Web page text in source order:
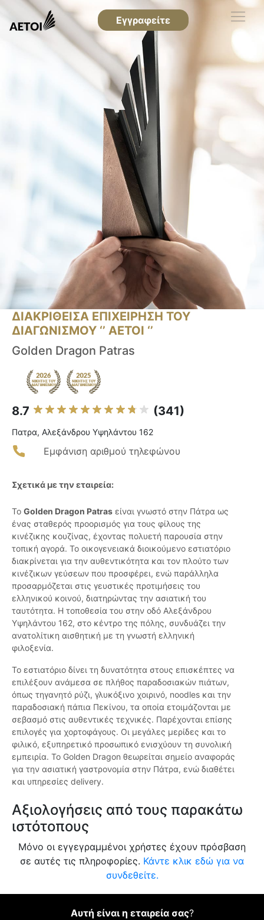
Εγγραφείτε
ΔΙΑΚΡΙΘΕΙΣΑ ΕΠΙΧΕΙΡΗΣΗ ΤΟΥ
ΔΙΑΓΩΝΙΣΜΟΥ ‘’ ΑΕΤΟΙ ‘’
Golden Dragon Patras
8.7 (341)
Πατρα, Αλεξάνδρου Υψηλάντου 162
Εμφάνιση αριθμού τηλεφώνου
Σχετικά με την εταιρεία:
Το Golden Dragon Patras είναι γνωστό στην Πάτρα ως
ένας σταθερός προορισμός για τους φίλους της
κινέζικης κουζίνας, έχοντας πολυετή παρουσία στην
τοπική αγορά. Το οικογενειακά διοικούμενο εστιατόριο
διακρίνεται για την αυθεντικότητα και τον πλούτο των
κινέζικων γεύσεων που προσφέρει, ενώ παράλληλα
προσαρμόζεται στις γευστικές προτιμήσεις του
ελληνικού κοινού, διατηρώντας την ασιατική του
ταυτότητα. Η τοποθεσία του στην οδό Αλεξάνδρου
Υψηλάντου 162, στο κέντρο της πόλης, συνδυάζει την
ανατολίτικη αισθητική με τη γνωστή ελληνική
φιλοξενία.
Το εστιατόριο δίνει τη δυνατότητα στους επισκέπτες να
επιλέξουν ανάμεσα σε πλήθος παραδοσιακών πιάτων,
όπως τηγανητό ρύζι, γλυκόξινο χοιρινό, noodles και την
παραδοσιακή πάπια Πεκίνου, τα οποία ετοιμάζονται με
σεβασμό στις αυθεντικές τεχνικές. Παρέχονται επίσης
επιλογές για χορτοφάγους. Οι μεγάλες μερίδες και το
φιλικό, εξυπηρετικό προσωπικό ενισχύουν τη συνολική
εμπειρία. Το Golden Dragon θεωρείται σημείο αναφοράς
για την ασιατική γαστρονομία στην Πάτρα, ενώ διαθέτει
και υπηρεσίες delivery.
Αξιολογήσεις από τους παρακάτω
ιστότοπους
Μόνο οι εγγεγραμμένοι χρήστες έχουν πρόσβαση
σε αυτές τις πληροφορίες. Κάντε κλικ εδώ για να
συνδεθείτε.
Αυτή είναι η εταιρεία σας?